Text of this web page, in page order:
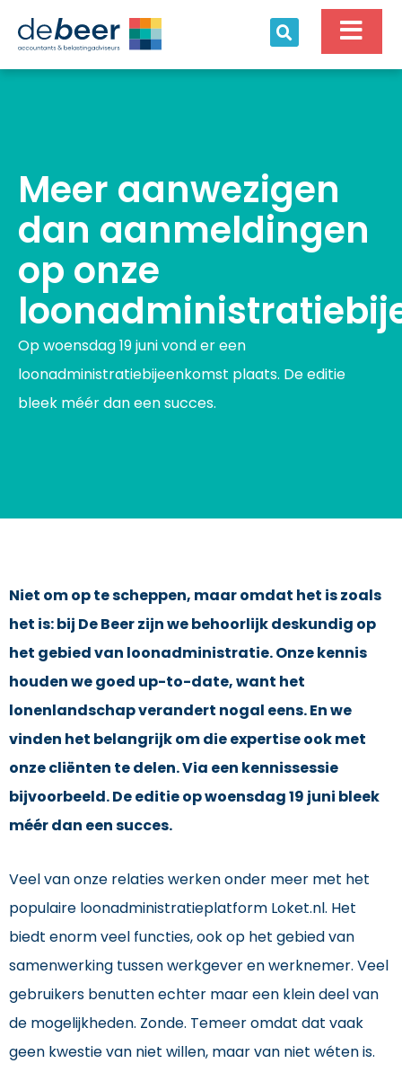
naar
inhoud
Meer aanwezigen
dan aanmeldingen
op onze
Op woensdag 19 juni vond er een
loonadministratiebijeenkomst plaats. De editie
bleek méér dan een succes.
Niet om op te scheppen, maar omdat het is zoals
het is: bij De Beer zijn we behoorlijk deskundig op
het gebied van loonadministratie. Onze kennis
houden we goed up-to-date, want het
lonenlandschap verandert nogal eens. En we
vinden het belangrijk om die expertise ook met
onze cliënten te delen. Via een kennissessie
bijvoorbeeld. De editie op woensdag 19 juni bleek
méér dan een succes.
Veel van onze relaties werken onder meer met het
populaire loonadministratieplatform Loket.nl. Het
biedt enorm veel functies, ook op het gebied van
samenwerking tussen werkgever en werknemer. Veel
gebruikers benutten echter maar een klein deel van
de mogelijkheden. Zonde. Temeer omdat dat vaak
geen kwestie van niet willen, maar van niet wéten is.